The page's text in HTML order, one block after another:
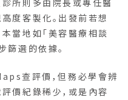
所則多由院長或專任醫
度客製化。出發前若想
當地如「美容醫療相談
篩選的依據。
查評價，但務必學會辨
價紀錄稀少，或是內容